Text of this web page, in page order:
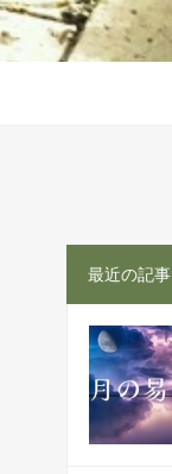
最近の記事